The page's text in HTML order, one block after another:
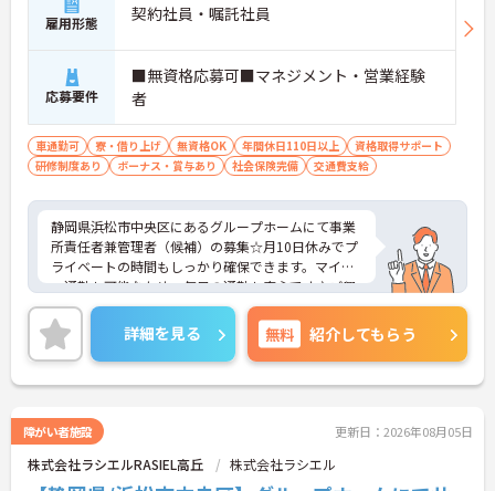
雇用形態 契約社員・嘱託社員
応募要件
■無資格応募可■マネジメント・営業経験
者
車通勤可 寮・借り上げ 無資格OK 年間休日110日以上
資格取得サポート
研修制度あり
ボーナス・賞与あり 社会保険完備 交通費支給
静岡県浜松市中央区にあるグループホームにて事業
所責任者兼管理者（候補）の募集☆月10日休みでプ
ライベートの時間もしっかり確保できます。マイカ
ー通勤も可能なため、毎日の通勤も安心です♪ご興
味のある方には、面接対策ポイントなど、さらに詳
細をご案内しますのでお気軽にご相談ください！
詳細を見る 無料 紹介してもらう
障がい者施設 更新日：2026年08月05日
株式会社ラシエルRASIEL高丘 株式会社ラシエル